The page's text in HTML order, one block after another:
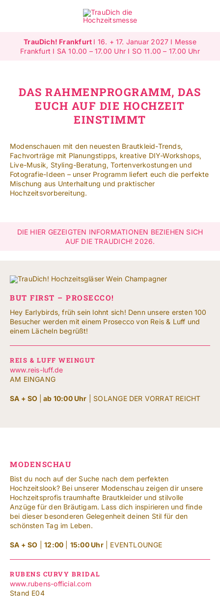
Überblick
Highlights
Jetzt ausstellen
Mehr Infos
TrauDich! Frankfurt I 16. + 17. Januar 2027 I Messe
Frankfurt I SA 10.00 – 17.00 Uhr I SO 11.00 – 17.00 Uhr
DAS RAHMENPROGRAMM, DAS
EUCH AUF DIE HOCHZEIT
EINSTIMMT
Modenschauen mit den neuesten Brautkleid-Trends,
Fachvorträge mit Planungstipps, kreative DIY-Workshops,
Live-Musik, Styling-Beratung, Tortenverkostungen und
Fotografie-Ideen – unser Programm liefert euch die perfekte
Mischung aus Unterhaltung und praktischer
Hochzeitsvorbereitung.
DIE HIER GEZEIGTEN INFORMATIONEN BEZIEHEN SICH
AUF DIE TRAUDICH! 2026.
BUT FIRST – PROSECCO!
Hey Earlybirds, früh sein lohnt sich! Denn unsere ersten 100
Besucher werden mit einem Prosecco von Reis & Luff und
einem Lächeln begrüßt!
REIS & LUFF WEINGUT
www.reis-luff.de
AM EINGANG
SA + SO ab 10:00 Uhr | SOLANGE DER VORRAT REICHT
MODENSCHAU
Bist du noch auf der Suche nach dem perfekten
Hochzeitslook? Bei unserer Modenschau zeigen dir unsere
Hochzeitsprofis traumhafte Brautkleider und stilvolle
Anzüge für den Bräutigam. Lass dich inspirieren und finde
bei dieser besonderen Gelegenheit deinen Stil für den
schönsten Tag im Leben.
SA + SO |12:00 15:00 Uhr| EVENTLOUNGE
RUBENS CURVY BRIDAL
www.rubens-official.com
Stand E04